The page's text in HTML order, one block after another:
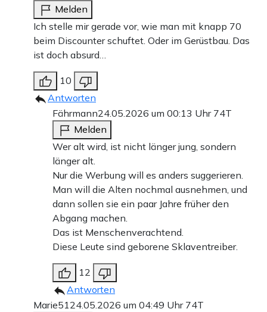
Melden
Ich stelle mir gerade vor, wie man mit knapp 70
beim Discounter schuftet. Oder im Gerüstbau. Das
ist doch absurd…
10
Antworten
Fährmann24.05.2026 um 00:13 Uhr 74T
Melden
Wer alt wird, ist nicht länger jung, sondern
länger alt.
Nur die Werbung will es anders suggerieren.
Man will die Alten nochmal ausnehmen, und
dann sollen sie ein paar Jahre früher den
Abgang machen.
Das ist Menschenverachtend.
Diese Leute sind geborene Sklaventreiber.
12
Antworten
Marie5124.05.2026 um 04:49 Uhr 74T